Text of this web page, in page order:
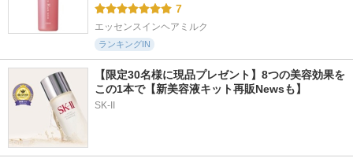
7
エッセンスインヘアミルク
ランキングIN
【限定30名様に現品プレゼント】8つの美容効果を
この1本で【新美容液キット再販Newsも】
SK-II